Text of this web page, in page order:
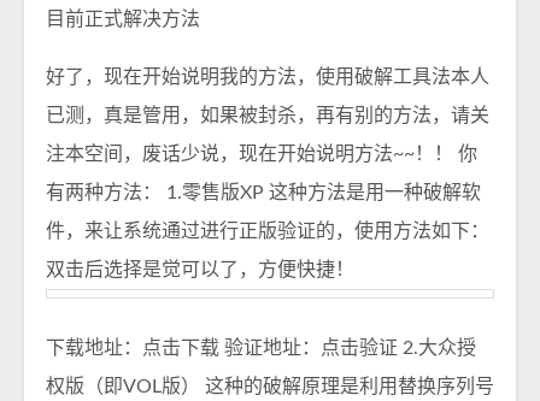
目前正式解决方法
好了，现在开始说明我的方法，使用破解工具法本人
已测，真是管用，如果被封杀，再有别的方法，请关
注本空间，废话少说，现在开始说明方法~~！！ 你
有两种方法： 1.零售版XP 这种方法是用一种破解软
件，来让系统通过进行正版验证的，使用方法如下：
双击后选择是觉可以了，方便快捷！
下载地址： 点击下载 验证地址： 点击验证 2.大众授
权版（即VOL版） 这种的破解原理是利用替换序列号